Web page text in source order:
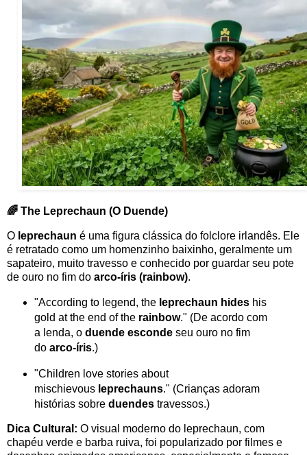
🌈 The Leprechaun (O Duende)
O leprechaun é uma figura clássica do folclore irlandês. Ele
é retratado como um homenzinho baixinho, geralmente um
sapateiro, muito travesso e conhecido por guardar seu pote
de ouro no fim do arco-íris (rainbow).
"According to legend, the leprechaun hideshis
gold at the end of the rainbow." (De acordo com
a lenda, o duende escondeseu ouro no fim
do arco-íris.)
"Children love stories about
mischievous leprechauns." (Crianças adoram
histórias sobre duendestravessos.)
Dica Cultural: O visual moderno do leprechaun, com
chapéu verde e barba ruiva, foi popularizado por filmes e